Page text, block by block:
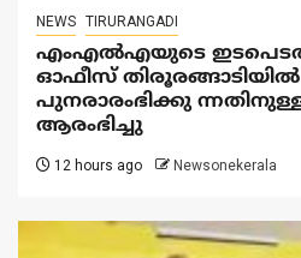
NEWS TIRURANGADI
എംഎൽഎയുടെ
ഓഫീസ്
പുനരാരംഭിക്കു
ആരംഭിച്ചു
12 hours ago Newsonekerala